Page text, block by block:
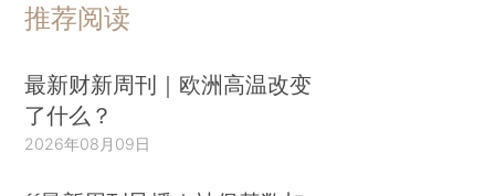
推荐阅读
最新财新周刊｜欧洲高温改变
了什么？
2026年08月09日